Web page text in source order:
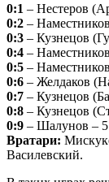
0:1 – Нестеров
0:2 –
0:3 – Кузнецов
0:4 –
0:5 –
0:6 – Желдаков
0:7 – Кузнецов
0:8 – Кузнецов
0:9 – Шалунов –
Вратари:
Василевский.